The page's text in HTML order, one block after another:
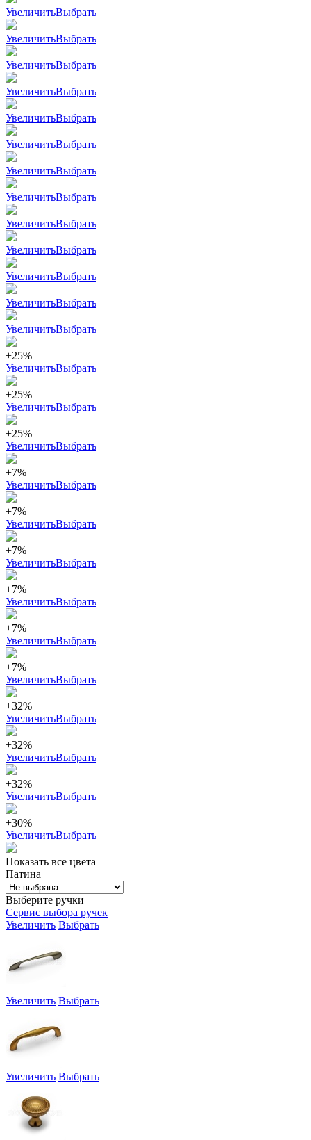
УвеличитьВыбрать
УвеличитьВыбрать
УвеличитьВыбрать
УвеличитьВыбрать
УвеличитьВыбрать
УвеличитьВыбрать
УвеличитьВыбрать
УвеличитьВыбрать
УвеличитьВыбрать
УвеличитьВыбрать
УвеличитьВыбрать
УвеличитьВыбрать
УвеличитьВыбрать
+25%
УвеличитьВыбрать
+25%
УвеличитьВыбрать
+25%
УвеличитьВыбрать
+7%
УвеличитьВыбрать
+7%
УвеличитьВыбрать
+7%
УвеличитьВыбрать
+7%
УвеличитьВыбрать
+7%
УвеличитьВыбрать
+7%
УвеличитьВыбрать
+32%
УвеличитьВыбрать
+32%
УвеличитьВыбрать
+32%
УвеличитьВыбрать
+30%
УвеличитьВыбрать
Показать все цвета
Патина
Выберите ручки
Сервис выбора ручек
Увеличить Выбрать
Увеличить Выбрать
Увеличить Выбрать